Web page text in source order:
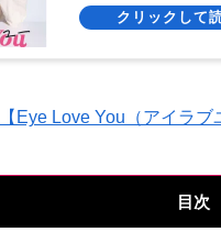
Eye Love You（アイラブ
目次